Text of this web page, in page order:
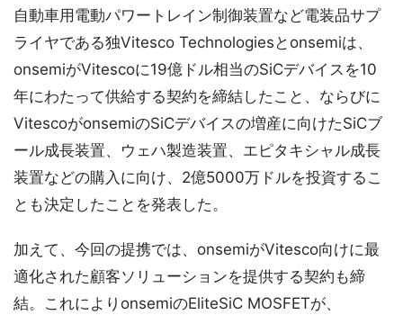
自動車用電動パワートレイン制御装置など電装品サプ
ライヤである独Vitesco Technologiesとonsemiは、
onsemiがVitescoに19億ドル相当のSiCデバイスを10
年にわたって供給する契約を締結したこと、ならびに
VitescoがonsemiのSiCデバイスの増産に向けたSiCブ
ール成長装置、ウェハ製造装置、エピタキシャル成長
装置などの購入に向け、2億5000万ドルを投資するこ
とも決定したことを発表した。
加えて、今回の提携では、onsemiがVitesco向けに最
適化された顧客ソリューションを提供する契約も締
結。これによりonsemiのEliteSiC MOSFETが、